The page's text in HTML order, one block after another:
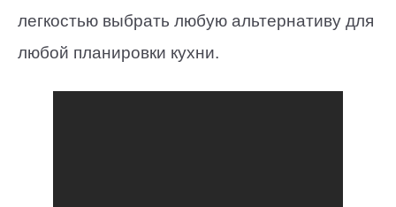
легкостью выбрать любую альтернативу для
любой планировки кухни.